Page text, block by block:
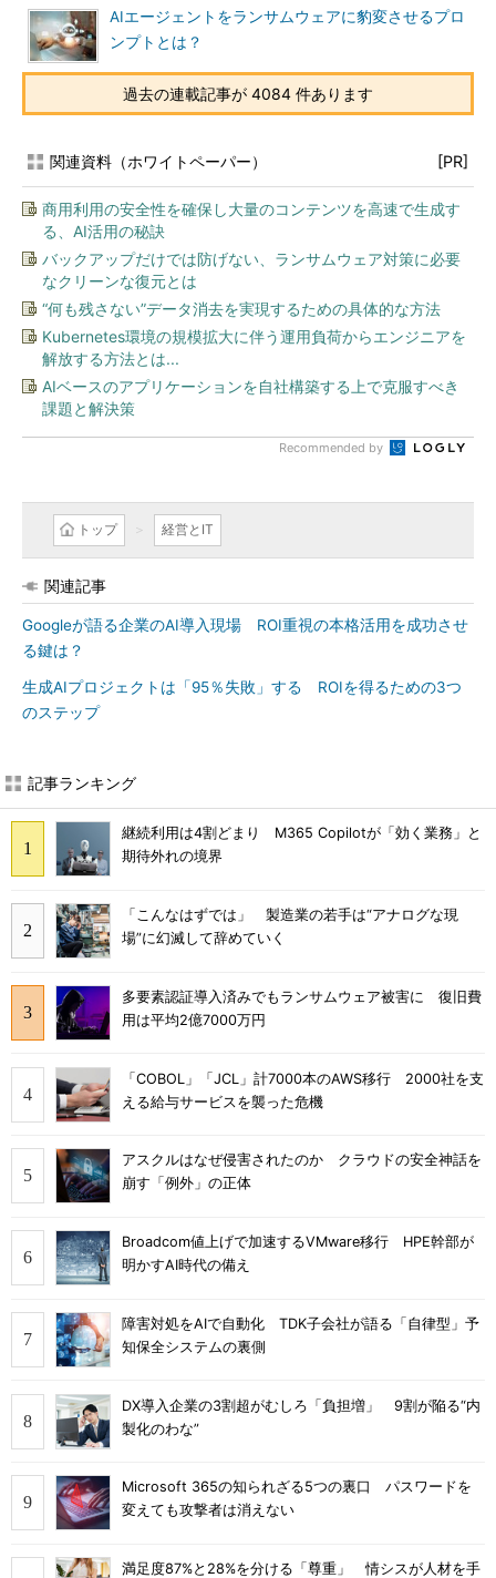
AIエージェントをランサムウェアに豹変させるプロ
ンプトとは？
過去の連載記事が 4084 件あります
関連資料（ホワイトペーパー） [PR]
商用利用の安全性を確保し大量のコンテンツを高速で生成す
る、AI活用の秘訣
バックアップだけでは防げない、ランサムウェア対策に必要
なクリーンな復元とは
“何も残さない”データ消去を実現するための具体的な方法
Kubernetes環境の規模拡大に伴う運用負荷からエンジニアを
解放する方法とは...
AIベースのアプリケーションを自社構築する上で克服すべき
課題と解決策
Recommended by
トップ 経営とIT
関連記事
Googleが語る企業のAI導入現場 ROI重視の本格活用を成功させ
る鍵は？
生成AIプロジェクトは「95％失敗」する ROIを得るための3つ
のステップ
記事ランキング
継続利用は4割どまり M365 Copilotが「効く業務」と
期待外れの境界
「こんなはずでは」 製造業の若手は“アナログな現
場”に幻滅して辞めていく
多要素認証導入済みでもランサムウェア被害に 復旧費
用は平均2億7000万円
「COBOL」「JCL」計7000本のAWS移行 2000社を支
える給与サービスを襲った危機
アスクルはなぜ侵害されたのか クラウドの安全神話を
崩す「例外」の正体
Broadcom値上げで加速するVMware移行 HPE幹部が
明かすAI時代の備え
障害対処をAIで自動化 TDK子会社が語る「自律型」予
知保全システムの裏側
DX導入企業の3割超がむしろ「負担増」 9割が陥る“内
製化のわな”
Microsoft 365の知られざる5つの裏口 パスワードを
変えても攻撃者は消えない
満足度87%と28%を分ける「尊重」 情シスが人材を手